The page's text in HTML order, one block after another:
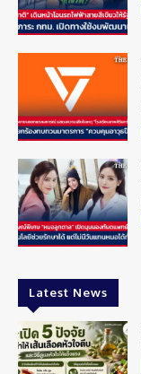
Latest News